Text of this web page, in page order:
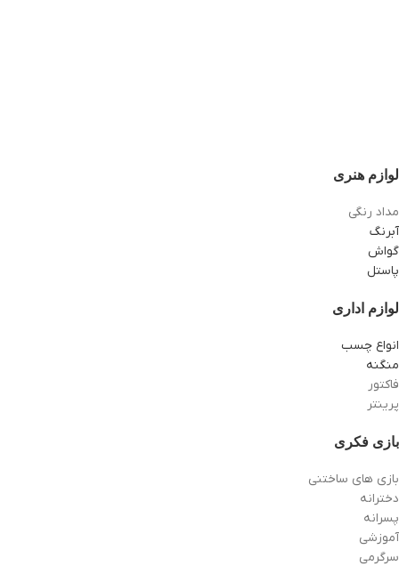
لوازم هنری
مداد رنگی
آبرنگ
گواش
پاستل
لوازم اداری
انواع چسب
منگنه
فاکتور
پرینتر
بازی فکری
بازی های ساختنی
دخترانه
پسرانه
آموزشی
سرگرمی